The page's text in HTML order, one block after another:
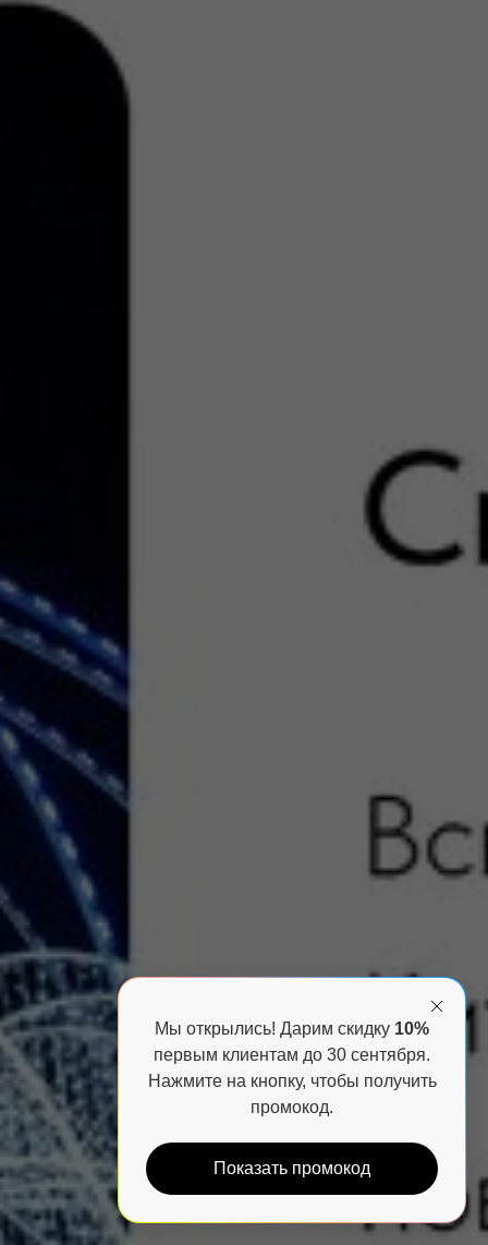
Мы открылись! Дарим скидку 10%
первым клиентам до 30 сентября.
Нажмите на кнопку, чтобы получить
промокод.
Показать промокод